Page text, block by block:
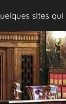
sites